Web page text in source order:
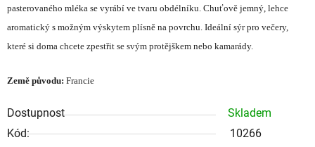
pasterovaného mléka se vyrábí ve tvaru obdélníku. Chuťově jemný, lehce
aromatický s možným výskytem plísně na povrchu. Ideální sýr pro večery,
které si doma chcete zpestřit se svým protějškem nebo kamarády.
Země původu: Francie
Dostupnost
Skladem
Kód:
10266